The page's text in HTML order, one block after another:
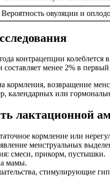
Вероятность овуляции и
контрацепции
менее 2% в
возвращение
календарных или
лактационной
кормление или
менструальных
смеси, прикорм, пустышки.
мамы.
стимулирующие